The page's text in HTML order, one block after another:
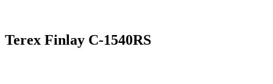
Terex Finlay C-1540RS